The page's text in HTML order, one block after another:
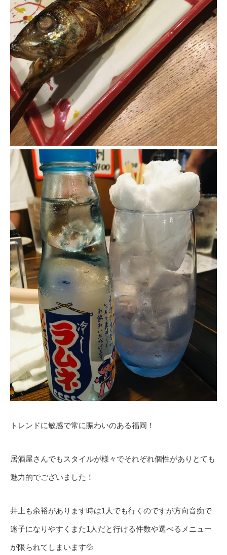
トレンドに敏感で常に賑わいのある福岡！
居酒屋さんでもスタイルが様々でそれぞれ個性がありとても
魅力的でございました！
井上も余裕があります時は1人でも行くのですが方向音痴で
迷子になりやすくまた1人だと行ける件数や選べるメニュー
が限られてしまいます💦